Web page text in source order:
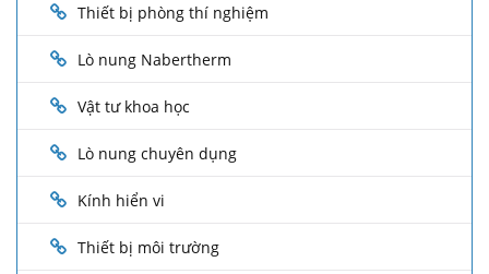
Thiết bị phòng thí nghiệm
Lò nung Nabertherm
Vật tư khoa học
Lò nung chuyên dụng
Kính hiển vi
Thiết bị môi trường